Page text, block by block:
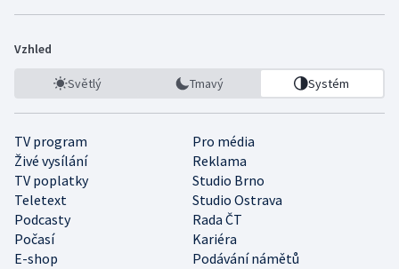
Vzhled
Světlý Tmavý Systém
TV program
Pro média
Živé vysílání
Reklama
TV poplatky
Studio Brno
Teletext
Studio Ostrava
Podcasty
Rada ČT
Počasí
Kariéra
E-shop
Podávání námětů